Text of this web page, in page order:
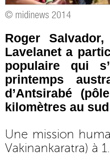
© midinews 2014
Roger
Lavelanet a
populaire qui
printemps
d’Antsirabé
kilomètres au
Une mission
Vakinankaratra) à